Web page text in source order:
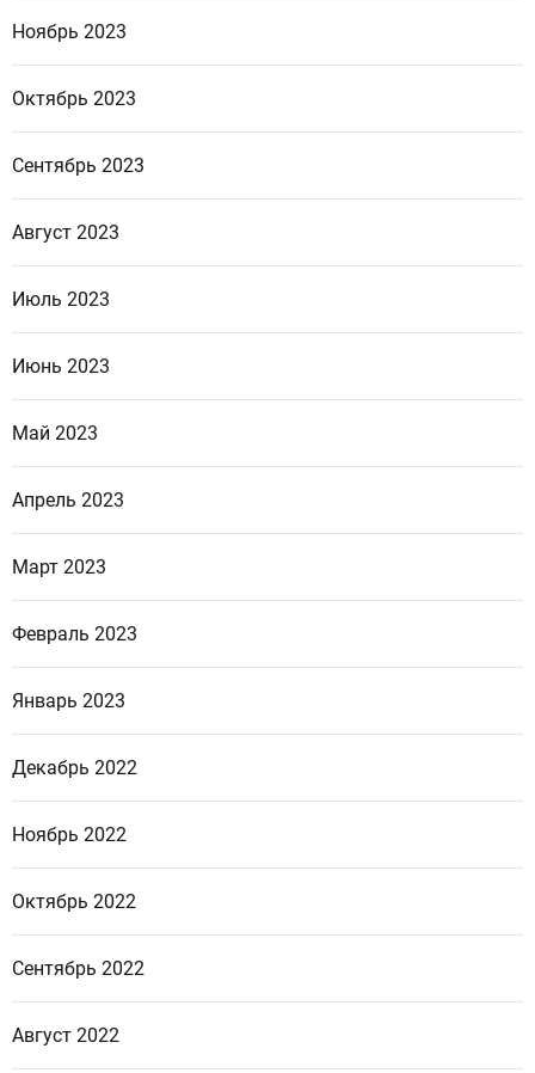
Ноябрь 2023
Октябрь 2023
Сентябрь 2023
Август 2023
Июль 2023
Июнь 2023
Май 2023
Апрель 2023
Март 2023
Февраль 2023
Январь 2023
Декабрь 2022
Ноябрь 2022
Октябрь 2022
Сентябрь 2022
Август 2022